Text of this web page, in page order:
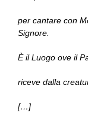
per cantare con
Signore.
È il Luogo ove il
riceve dalla
[…]